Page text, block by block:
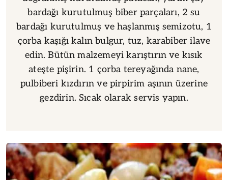
bardağı kurutulmuş biber parçaları, 2 su
bardağı kurutulmuş ve haşlanmış semizotu, 1
çorba kaşığı kalın bulgur, tuz, karabiber ilave
edin. Bütün malzemeyi karıştırın ve kısık
ateşte pişirin. 1 çorba tereyağında nane,
pulbiberi kızdırın ve pirpirim aşının üzerine
gezdirin. Sıcak olarak servis yapın.